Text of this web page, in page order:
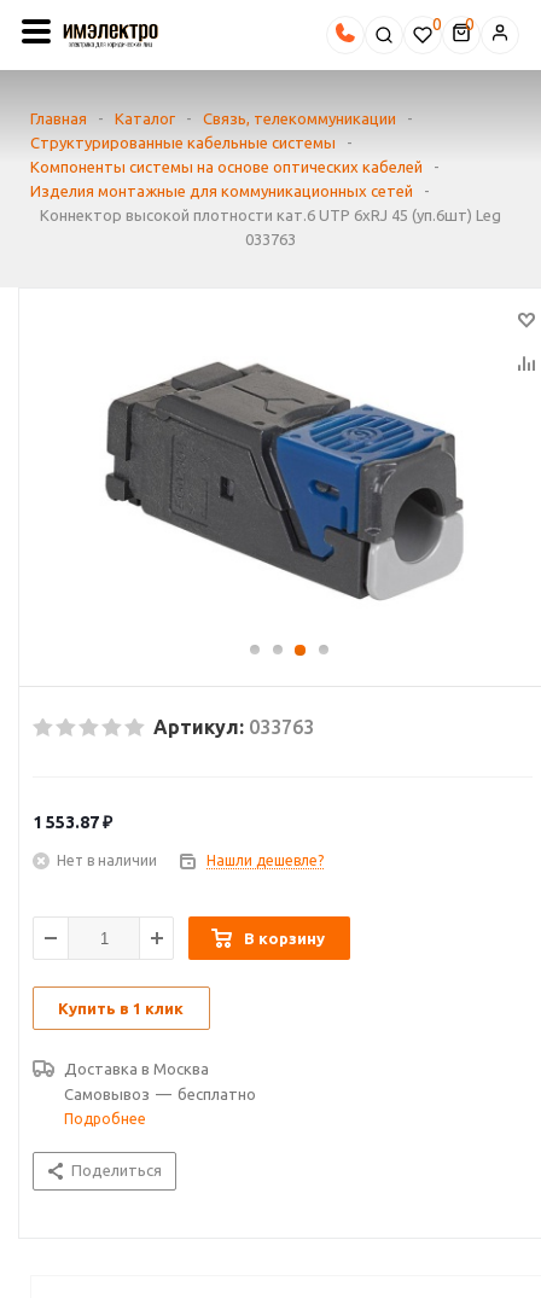
0
Главная - Каталог - Связь, телекоммуникации
-
Структурированные кабельные системы
-
Компоненты системы на основе оптических кабелей
-
Изделия монтажные для коммуникационных сетей
-
Коннектор высокой плотности кат.6 UTP 6хRJ 45 (уп.6шт) Leg
033763
Артикул: 033763
1 553.87₽
Нет в наличии Нашли дешевле?
В корзину
Купить в 1 клик
Доставка в Москва
Самовывоз — бесплатно
Подробнее
Поделиться